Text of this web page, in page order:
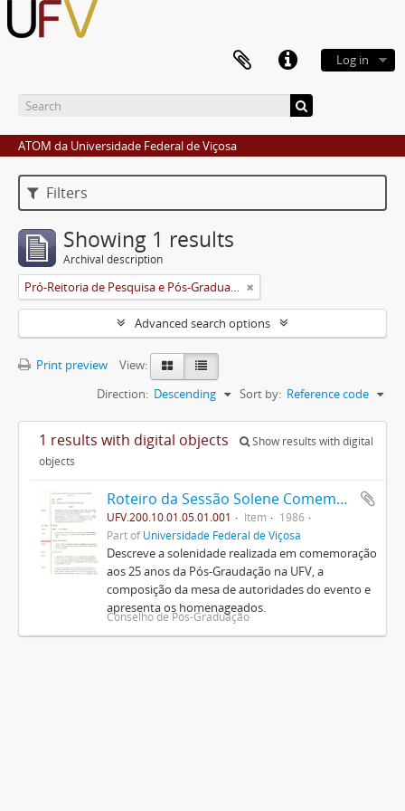
Log in
ATOM da Universidade Federal de Viçosa
Filters
Showing 1 results
Archival description
Pró-Reitoria de Pesquisa e Pós-Graduação
Advanced search options
Print preview
View:
Sort by: Reference code
Direction: Descending
1 results with digital objects
Show results with digital
objects
Roteiro da Sessão Solene Comemorativa do Jubileu de Prata da Pós-Graduação na U.F.V.
UFV.200.10.01.05.01.001 Item
1986
Part ofUniversidade Federal de Viçosa
Descreve a solenidade realizada em comemoração
aos 25 anos da Pós-Graudação na UFV, a
composição da mesa de autoridades do evento e
apresenta os homenageados.
Conselho de Pós-Graduação